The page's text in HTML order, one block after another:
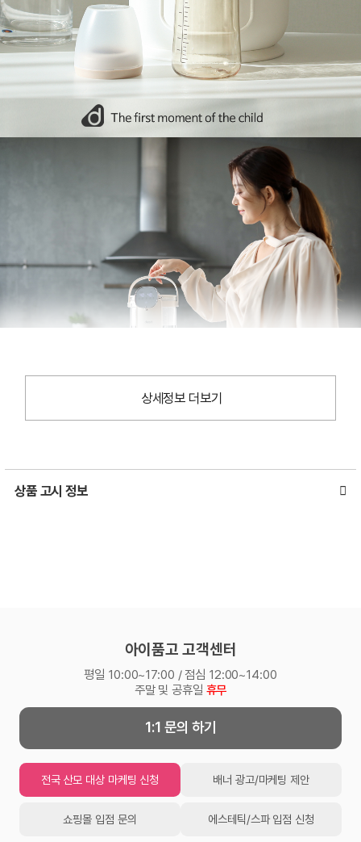
상세정보 더보기
상품 고시 정보
아이품고 고객센터
평일 10:00~17:00 / 점심 12:00~14:00
주말 및 공휴일 휴무
1:1 문의 하기
전국 산모 대상 마케팅 신청 배너 광고/마케팅 제안
쇼핑몰 입점 문의 에스테틱/스파 입점 신청